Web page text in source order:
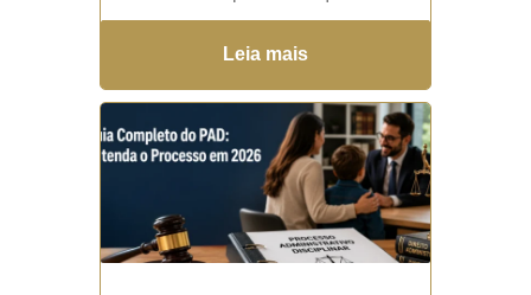
pedir O perdão judicial é um
recurso jurídico previsto no
Código Penal que...Leia mais
→
Leia mais